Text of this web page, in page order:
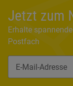
Jetzt zum
Erhalte
Postfach